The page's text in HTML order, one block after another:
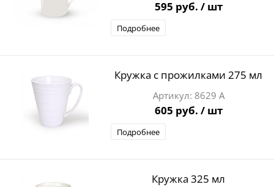
595 руб. / шт
Подробнее
Кружка с прожилками 275 мл
8629 А
605 руб. / шт
Подробнее
Кружка 325 мл